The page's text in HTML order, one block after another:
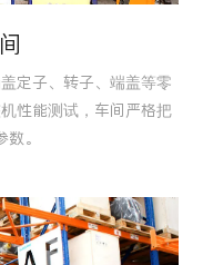
定子、转子、端盖等零
性能测试，车间严格把
。